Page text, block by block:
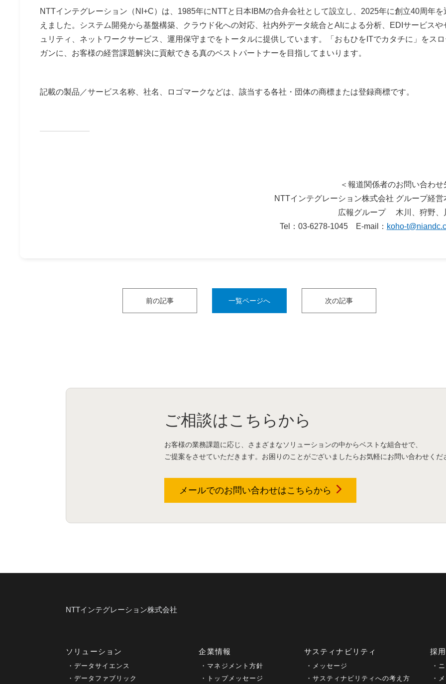
NTTインテグレーション（NI+C）は、1985年にNTTと日本IBMの合弁会社として設立し、2025年に創立40周年を
えました。システム開発から基盤構築、クラウド化への対応、社内外データ統合とAIによる分析、EDIサービスや
ュリティ、ネットワークサービス、運用保守までをトータルに提供しています。「おもひをITでカタチに」をス
ガンに、お客様の経営課題解決に貢献できる真のベストパートナーを目指してまいります。
記載の製品／サービス名称、社名、ロゴマークなどは、該当する各社・団体の商標または登録商標です。
＜報道関係者のお問い合わせ
NTTインテグレーション株式会社 グループ経営
広報グループ 木川、狩野、
Tel：03-6278-1045 E-mail： koho-
前の記事 一覧ページへ 次の記事
ご相談はこちらから
お客様の業務課題に応じ、さまざまなソリューションの中からベストな組合せで、
ご提案をさせていただきます。お困りのことがございましたらお気軽にお問い合わせくだ
メールでのお問い合わせはこちらから
NTTインテグレーション株式会社
ソリューション
データサイエンス
データファブリック
企業情報
マネジメント方針
トップメッセージ
サスティナビリティ
メッセージ
サスティナビリティへの考え方
採